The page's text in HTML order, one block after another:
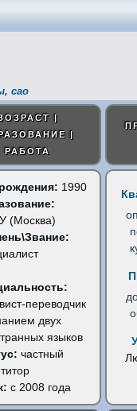
сао
|
|
РАБОТА
1990
(Москва)
переводчик
двух
языков
частный
с 2008 года